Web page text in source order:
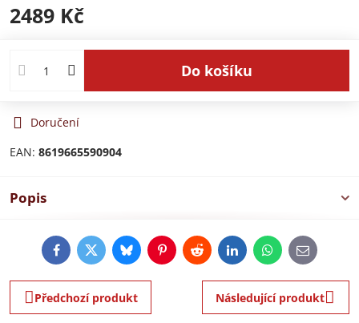
2489 Kč
Do košíku
Doručení
EAN: 8619665590904
Popis
FacebookTwitterBlueskyPinterestRedditLinkedInWhatsApp
E-
mail
Předchozí produkt Následující produkt